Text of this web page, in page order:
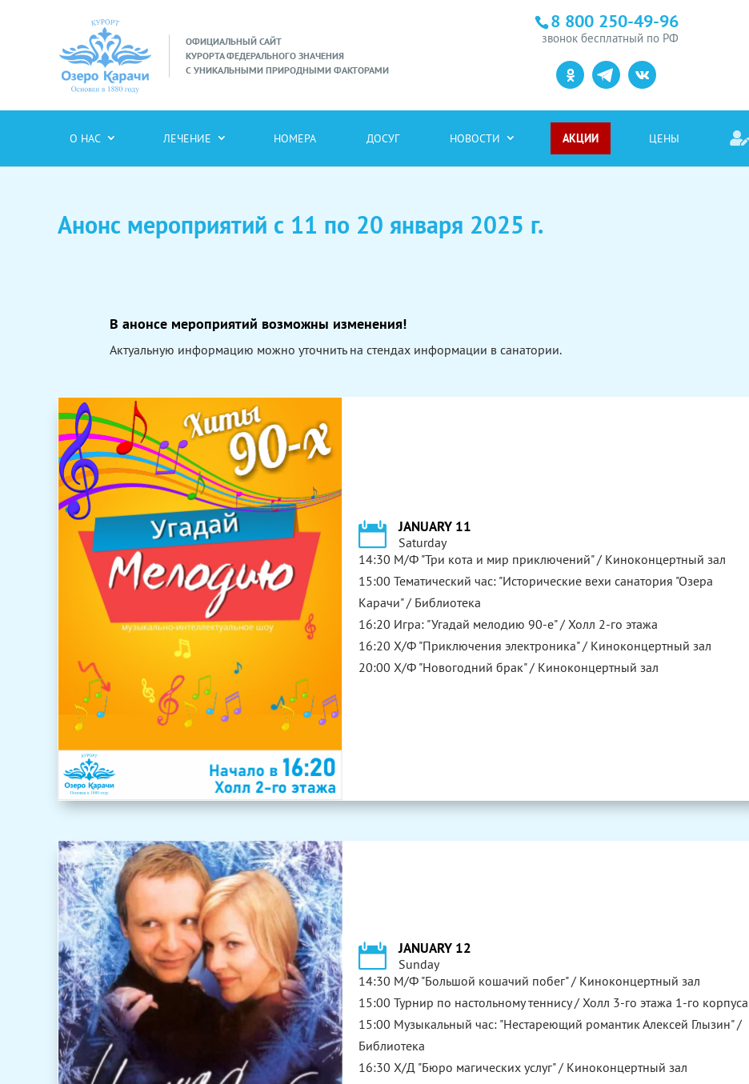
ОФИЦИАЛЬНЫЙ САЙТ
КУРОРТА ФЕДЕРАЛЬНОГО ЗНАЧЕНИЯ
С УНИКАЛЬНЫМИ ПРИРОДНЫМИ ФАКТОРАМИ
8 800 250-49-96
звонок бесплатный по РФ
О НАС ЛЕЧЕНИЕ НОМЕРА ДОСУГ НОВОСТИ АКЦИИ ЦЕНЫ
Анонс мероприятий с 11 по 20 января 2025 г.
В анонсе мероприятий возможны изменения!
Актуальную информацию можно уточнить на стендах информации в санатории.
JANUARY 11
Saturday
14:30 М/Ф "Три кота и мир приключений" / Киноконцертный зал
15:00 Тематический час: "Исторические вехи санатория "Озера
Карачи" / Библиотека
16:20 Игра: "Угадай мелодию 90-е" / Холл 2-го этажа
16:20 Х/Ф "Приключения электроника" / Киноконцертный зал
20:00 Х/Ф "Новогодний брак" / Киноконцертный зал
JANUARY 12
Sunday
14:30 М/Ф "Большой кошачий побег" / Киноконцертный зал
15:00 Турнир по настольному теннису / Холл 3-го этажа 1-го корпуса
15:00 Музыкальный час: "Нестареющий романтик Алексей Глызин" /
Библиотека
16:30 Х/Д "Бюро магических услуг" / Киноконцертный зал
услуга ранний заезд /